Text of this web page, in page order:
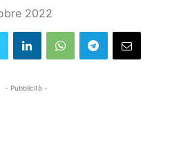
2022
- Pubblicità -